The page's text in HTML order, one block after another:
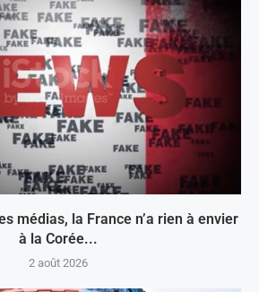
médias, la France n’a rien à envier
à la Corée...
2 août 2026